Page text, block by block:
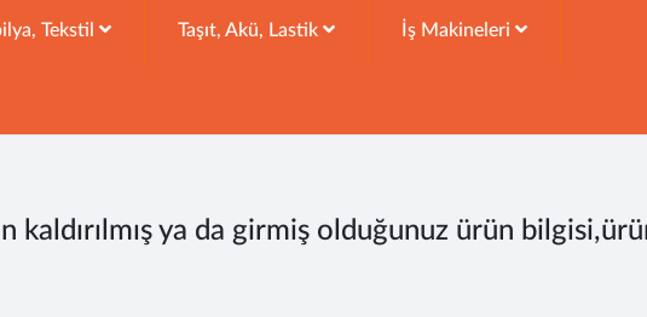
Tekstil Taşıt, Akü, Lastik İş Makineleri
kaldırılmış ya da girmiş olduğunuz ürün